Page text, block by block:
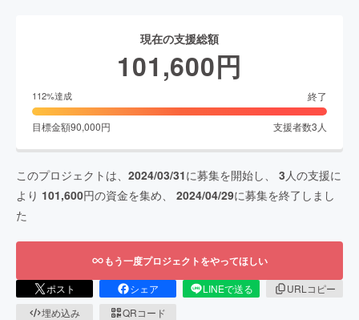
現在の支援総額
101,600円
112%達成 終了
目標金額90,000円 支援者数3 人
このプロジェクトは、 2024/03/31に募集を開始し、 3 人の支援に
より 101,600円の資金を集め、 2024/04/29に募集を終了しまし
た
もう一度プロジェクトをやってほしい
ポスト シェア LINEで送る
URLコピー
埋め込み
QRコード